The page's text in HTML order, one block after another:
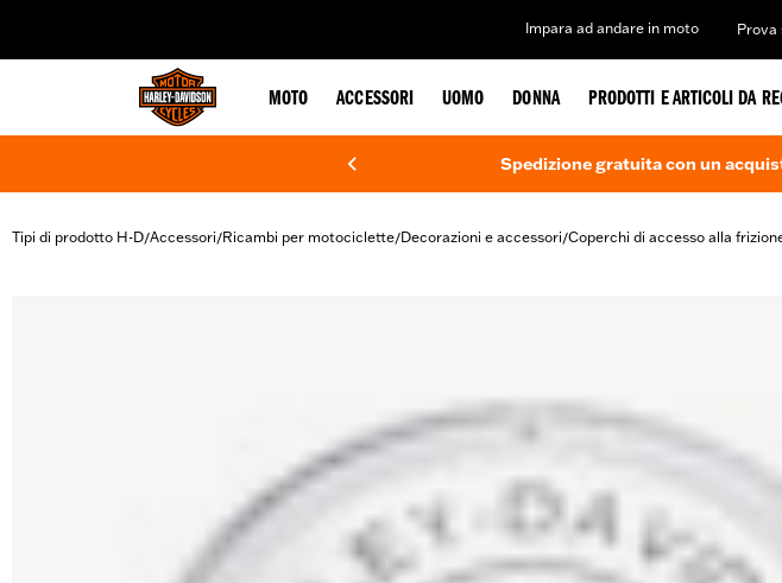
Impara ad andare in moto Prova
MOTO ACCESSORI UOMO DONNA PRODOTTI E ARTICOLI DA
Spedizione gratuita con un
Tipi di prodotto H-D/Accessori/Ricambi per motociclette/Decorazioni e accessori/Coperchi di accesso alla